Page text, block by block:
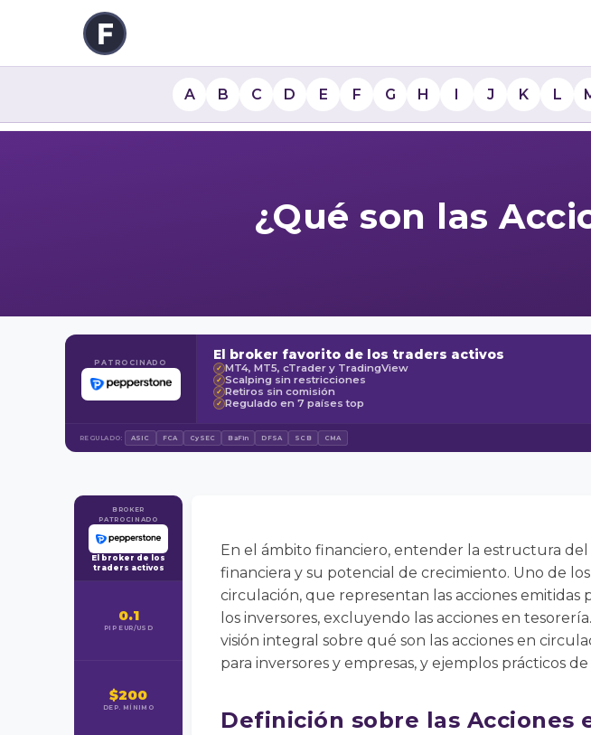
A B C D E F G H I J K L
¿Qué son las
PATROCINADO El broker favorito de los traders activos
✓ MT4, MT5, cTrader y TradingView
✓ Scalping sin restricciones
✓ Retiros sin comisión
✓ Regulado en 7 países top
REGULADO: ASIC FCA CySEC BaFin DFSA SCB CMA
BROKER
PATROCINADO
El broker de los
traders activos
0.1
PIP EUR/USD
$200
DEP. MÍNIMO
En el ámbito financiero, entender la estructura
financiera y su potencial de crecimiento. Uno de
circulación, que representan las acciones
los inversores, excluyendo las acciones en
visión integral sobre qué son las acciones en
para inversores y empresas, y ejemplos prácticos
Definición sobre las Acciones